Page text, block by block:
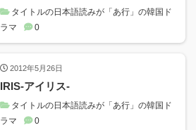
タイトルの日本語読みが「あ行」の韓国ド
ラマ
0
2012年5月26日
IRIS-アイリス-
タイトルの日本語読みが「あ行」の韓国ド
ラマ
0